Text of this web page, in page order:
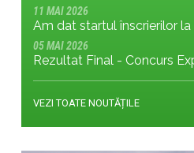
11 MAI 2026
05 MAI 2026
VEZI TOATE NOUTĂȚILE